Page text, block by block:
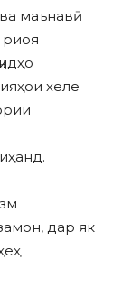
маънавӣ
хеле
дар як